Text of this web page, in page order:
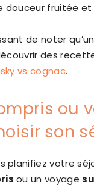
douceur fruitée et
de noter
des
vs cognac.
ou
son
planifiez votre
ou un voyage